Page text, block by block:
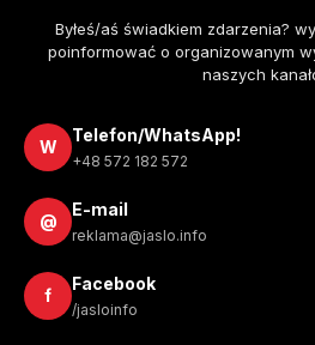
Byłeś/aś świadkiem zdarzenia?
poinformować o organizowanym
naszych
W
Telefon/WhatsApp!
+48 572 182 572
@
E-mail
reklama@jaslo.info
f
Facebook
/jasloinfo